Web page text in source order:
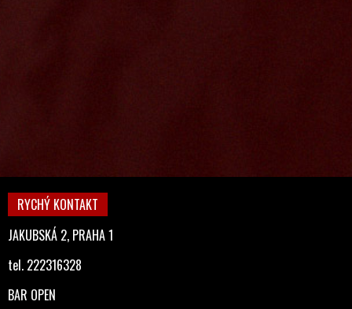
RYCHÝ KONTAKT
JAKUBSKÁ 2, PRAHA 1
tel. 222316328
BAR OPEN